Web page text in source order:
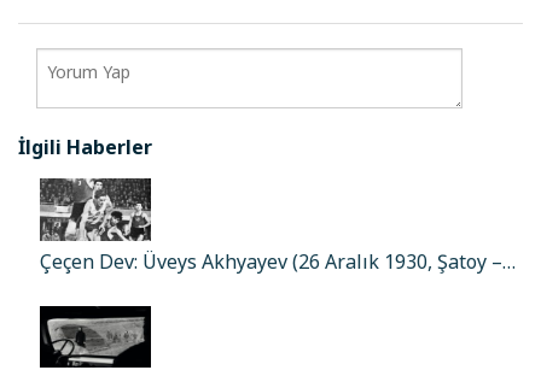
İlgili Haberler
Çeçen Dev: Üveys Akhyayev (26 Aralık 1930, Şatoy –…